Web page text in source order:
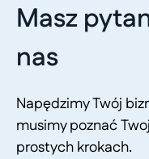
Masz
nas
Napędzimy Twój
musimy poznać
prostych krokach.